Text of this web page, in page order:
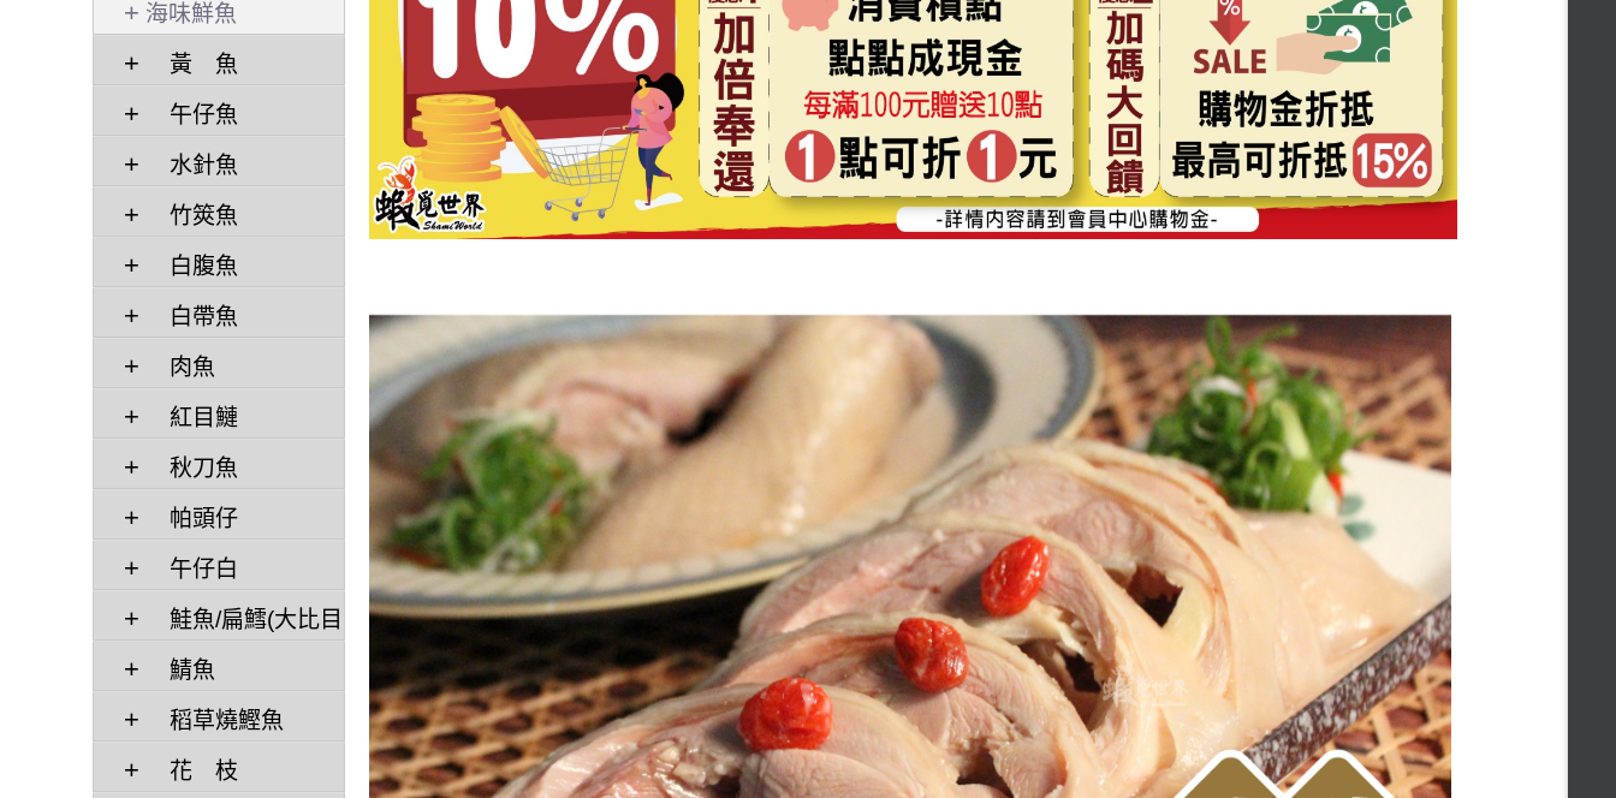
海味鮮魚
黃 魚
午仔魚
水針魚
竹筴魚
白腹魚
白帶魚
肉魚
紅目鰱
秋刀魚
帕頭仔
午仔白
鮭魚/扁鱈(大比目
魚)
鯖魚
稻草燒鰹魚
花 枝